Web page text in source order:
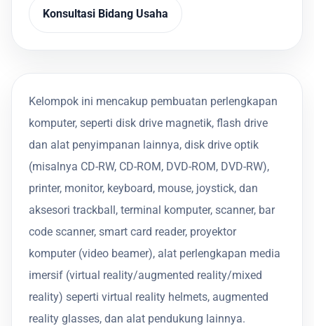
Konsultasi Bidang Usaha
Kelompok ini mencakup pembuatan perlengkapan
komputer, seperti disk drive magnetik, flash drive
dan alat penyimpanan lainnya, disk drive optik
(misalnya CD-RW, CD-ROM, DVD-ROM, DVD-RW),
printer, monitor, keyboard, mouse, joystick, dan
aksesori trackball, terminal komputer, scanner, bar
code scanner, smart card reader, proyektor
komputer (video beamer), alat perlengkapan media
imersif (virtual reality/augmented reality/mixed
reality) seperti virtual reality helmets, augmented
reality glasses, dan alat pendukung lainnya.